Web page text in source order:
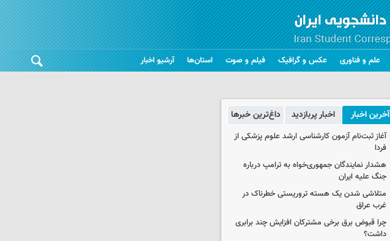
علم و فناوری عکس و گرافیک فیلم و صوت استان‌ها آرشیو اخبار
آخرین اخبار اخبار پربازدید داغ‌ترین خبرها
آغاز ثبت‌نام‌ آزمون کارشناسی ارشد علوم پزشکی از
فردا
هشدار نمایندگان جمهوری‌خواه به ترامپ درباره
جنگ علیه ایران
متلاشی شدن یک هسته تروریستی خطرناک در
غرب عراق
چرا قبوض برق برخی مشترکان افزایش چند برابری
داشت؟